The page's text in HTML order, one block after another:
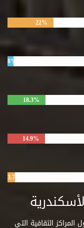
22%
8%
18.3%
14.9%
3.7%
المراكز الثقافية التي